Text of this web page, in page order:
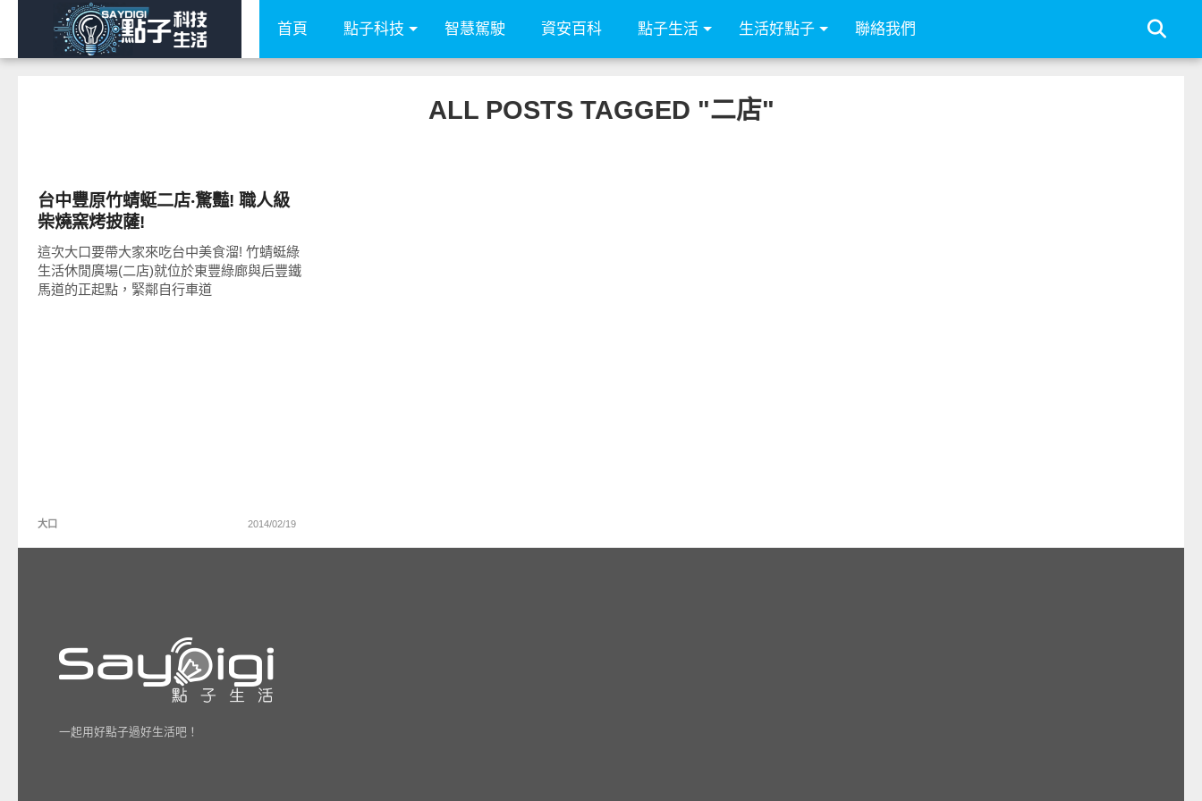
首頁 點子科技 智慧駕駛 資安百科 點子生活 生活好點子 聯絡我們
ALL POSTS TAGGED "二店"
台中豐原竹蜻蜓二店‧驚豔! 職人級
柴燒窯烤披薩!
這次大口要帶大家來吃台中美食溜! 竹蜻蜓綠
生活休閒廣場(二店)就位於東豐綠廊與后豐鐵
馬道的正起點，緊鄰自行車道
大口 2014/02/19
一起用好點子過好生活吧！